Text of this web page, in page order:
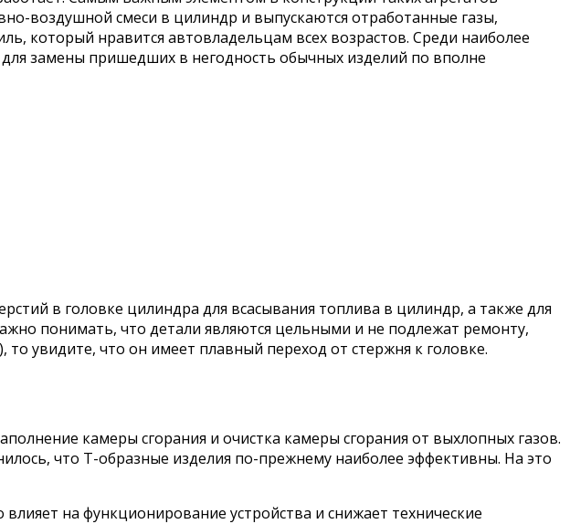
воздушной смеси в цилиндр и выпускаются отработанные газы,
который нравится автовладельцам всех возрастов. Среди наиболее
замены пришедших в негодность обычных изделий по вполне
в головке цилиндра для всасывания топлива в цилиндр, а также для
понимать, что детали являются цельными и не подлежат ремонту,
увидите, что он имеет плавный переход от стержня к головке.
камеры сгорания и очистка камеры сгорания от выхлопных газов.
что Т-образные изделия по-прежнему наиболее эффективны. На это
на функционирование устройства и снижает технические